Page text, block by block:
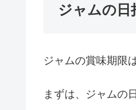
ジャムの日
ジャムの賞味期限
まずは、ジャムの